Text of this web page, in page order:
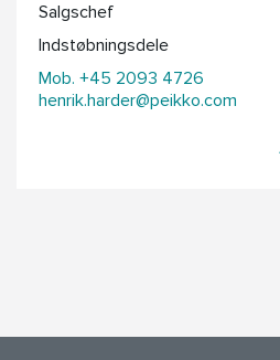
Salgschef
Indstøbningsdele
Mob. +45 2093 4726
henrik.harder@peikko.com